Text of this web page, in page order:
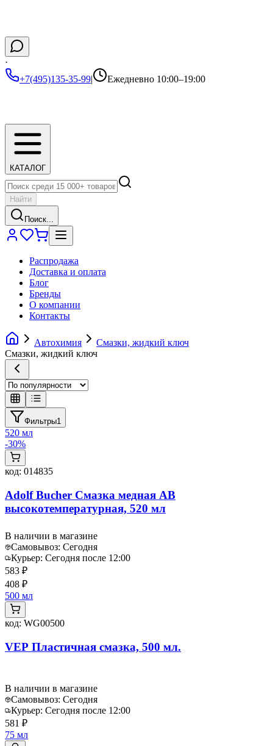
·
+7(495)135-35-99| Ежедневно 10:00–19:00
КАТАЛОГ
Найти
Поиск...
Распродажа
Доставка и оплата
Блог
Бренды
О компании
Контакты
Автохимия
Смазки, жидкий ключ
Смазки, жидкий ключ
Фильтры1
520 мл
-30%
код: 014835
Adolf Bucher Смазка медная АВ
высокотемпературная, 520 мл
В наличии в магазине
Самовывоз: Сегодня
Курьер: Сегодня после 12:00
583 ₽
408 ₽
500 мл
код: WG00500
VEP Пластичная смазка, 500 мл.
В наличии в магазине
Самовывоз: Сегодня
Курьер: Сегодня после 12:00
581 ₽
75 мл